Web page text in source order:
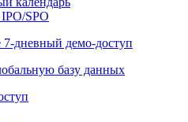
SPO
7-дневный демо-доступ
базу данных